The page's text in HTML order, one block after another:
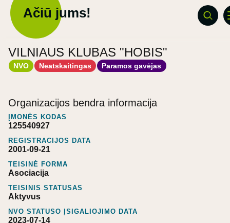
Ačiū jums!
VILNIAUS KLUBAS "HOBIS"
NVO Neatskaitingas Paramos gavėjas
Organizacijos bendra informacija
ĮMONĖS KODAS
125540927
REGISTRACIJOS DATA
2001-09-21
TEISINĖ FORMA
Asociacija
TEISINIS STATUSAS
Aktyvus
NVO STATUSO ĮSIGALIOJIMO DATA
2023-07-14